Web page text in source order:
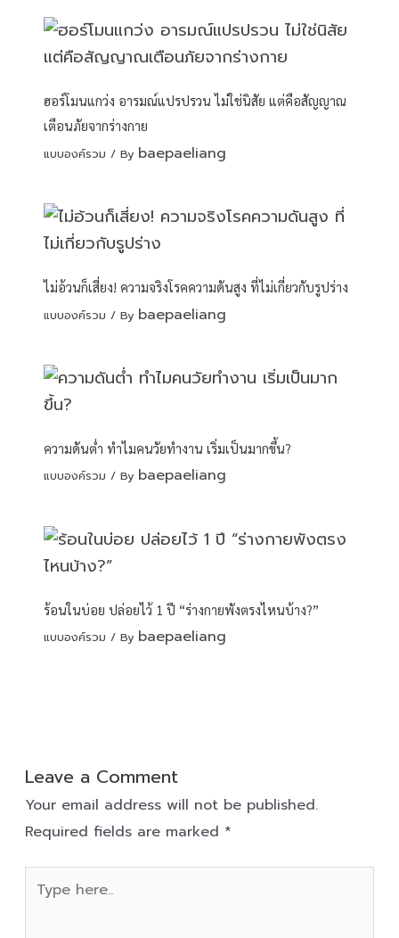
ฮอร์โมนแกว่ง อารมณ์แปรปรวน ไม่ใช่นิสัย แต่คือสัญญาณ
เตือนภัยจากร่างกาย
แบบองค์รวม / By baepaeliang
ไม่อ้วนก็เสี่ยง! ความจริงโรคความดันสูง ที่ไม่เกี่ยวกับรูปร่าง
แบบองค์รวม / By baepaeliang
ความดันต่ำ ทำไมคนวัยทำงาน เริ่มเป็นมากขึ้น?
แบบองค์รวม / By baepaeliang
ร้อนในบ่อย ปล่อยไว้ 1 ปี “ร่างกายพังตรงไหนบ้าง?”
แบบองค์รวม / By baepaeliang
Leave a Comment
Your email address will not be published.
Required fields are marked *
Type
here..